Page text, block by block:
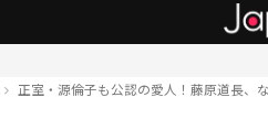
正室・源倫子も公認の愛人！藤原道長、